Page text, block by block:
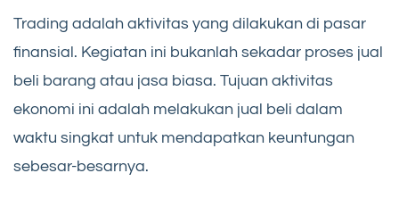
Trading adalah aktivitas yang dilakukan di pasar
finansial. Kegiatan ini bukanlah sekadar proses jual
beli barang atau jasa biasa. Tujuan aktivitas
ekonomi ini adalah melakukan jual beli dalam
waktu singkat untuk mendapatkan keuntungan
sebesar-besarnya.